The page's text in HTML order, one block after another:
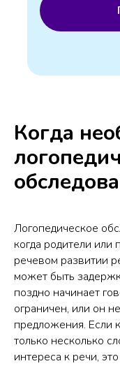
Когда
Логопедическое
когда родители или
речевом развитии
может быть
поздно начинает
ограничен, или он
предложения. Если
только несколько
интереса к речи,